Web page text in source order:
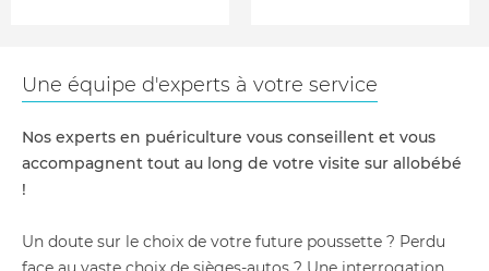
Une équipe d'experts à votre service
Nos experts en puériculture vous conseillent et vous
accompagnent tout au long de votre visite sur allobébé
!
Un doute sur le choix de votre future poussette ? Perdu